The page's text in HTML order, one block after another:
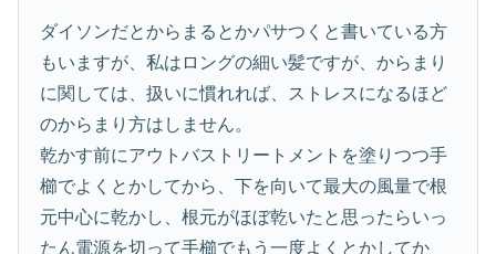
ダイソンだとからまるとかパサつくと書いている方
もいますが、私はロングの細い髪ですが、からまり
に関しては、扱いに慣れれば、ストレスになるほど
のからまり方はしません。
乾かす前にアウトバストリートメントを塗りつつ手
櫛でよくとかしてから、下を向いて最大の風量で根
元中心に乾かし、根元がほぼ乾いたと思ったらいっ
たん電源を切って手櫛でもう一度よくとかしてか